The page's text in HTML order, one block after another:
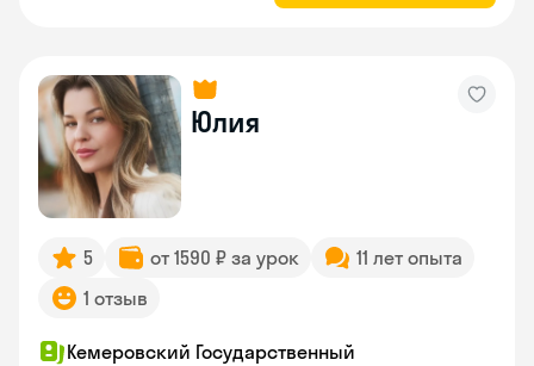
Юлия
5 от 1590 ₽ за урок
11 лет опыта
1 отзыв
Кемеровский Государственный